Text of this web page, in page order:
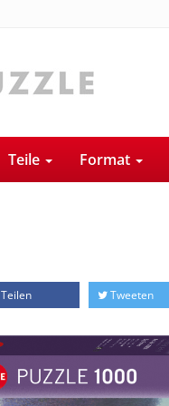
Teile Format
Teilen Tweeten